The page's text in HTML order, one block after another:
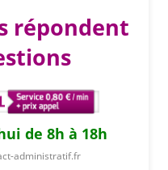
répondent
de 8h à 18h
administratif.fr